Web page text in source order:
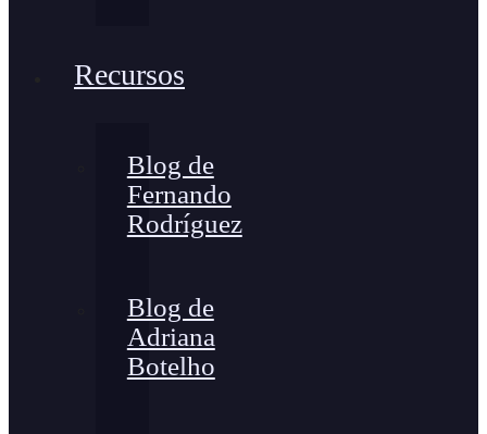
Recursos
Blog de
Fernando
Rodríguez
Blog de
Adriana
Botelho